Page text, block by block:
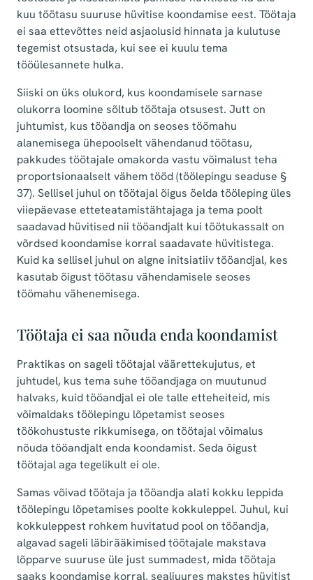
kuu töötasu suuruse hüvitise koondamise eest. Töötaja
ei saa ettevõttes neid asjaolusid hinnata ja kulutuse
tegemist otsustada, kui see ei kuulu tema
tööülesannete hulka.
Siiski on üks olukord, kus koondamisele sarnase
olukorra loomine sõltub töötaja otsusest. Jutt on
juhtumist, kus tööandja on seoses töömahu
alanemisega ühepoolselt vähendanud töötasu,
pakkudes töötajale omakorda vastu võimalust teha
proportsionaalselt vähem tööd (töölepingu seaduse §
37). Sellisel juhul on töötajal õigus öelda tööleping üles
viiepäevase etteteatamistähtajaga ja tema poolt
saadavad hüvitised nii tööandjalt kui töötukassalt on
võrdsed koondamise korral saadavate hüvitistega.
Kuid ka sellisel juhul on algne initsiatiiv tööandjal, kes
kasutab õigust töötasu vähendamisele seoses
töömahu vähenemisega.
Töötaja ei saa nõuda enda koondamist
Praktikas on sageli töötajal väärettekujutus, et
juhtudel, kus tema suhe tööandjaga on muutunud
halvaks, kuid tööandjal ei ole talle etteheiteid, mis
võimaldaks töölepingu lõpetamist seoses
töökohustuste rikkumisega, on töötajal võimalus
nõuda tööandjalt enda koondamist. Seda õigust
töötajal aga tegelikult ei ole.
Samas võivad töötaja ja tööandja alati kokku leppida
töölepingu lõpetamises poolte kokkuleppel. Juhul, kui
kokkuleppest rohkem huvitatud pool on tööandja,
algavad sageli läbirääkimised töötajale makstava
lõpparve suuruse üle just summadest, mida töötaja
saaks koondamise korral, sealjuures makstes hüvitist